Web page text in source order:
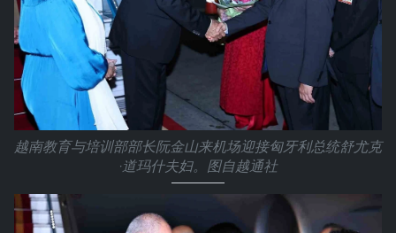
越南教育与培训部部长阮金山来机场迎接匈牙利总统舒尤克
·道玛什夫妇。图自越通社